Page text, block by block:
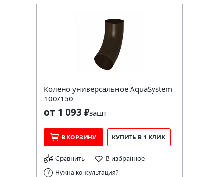
Колено универсальное AquaSystem
100/150
от 1 093 ₽зашт
В КОРЗИНУ КУПИТЬ В 1 КЛИК
Сравнить В избранное
Нужна консультация?